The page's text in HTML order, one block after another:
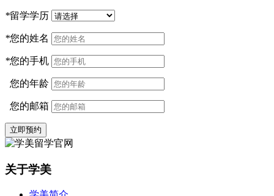
*留学学历
*您的姓名
*您的手机
您的年龄
您的邮箱
立即预约
关于学美